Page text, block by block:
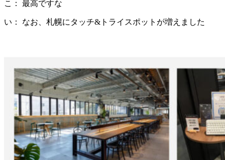
こ： 最高ですな
い： なお、札幌にタッチ&トライスポットが増えました